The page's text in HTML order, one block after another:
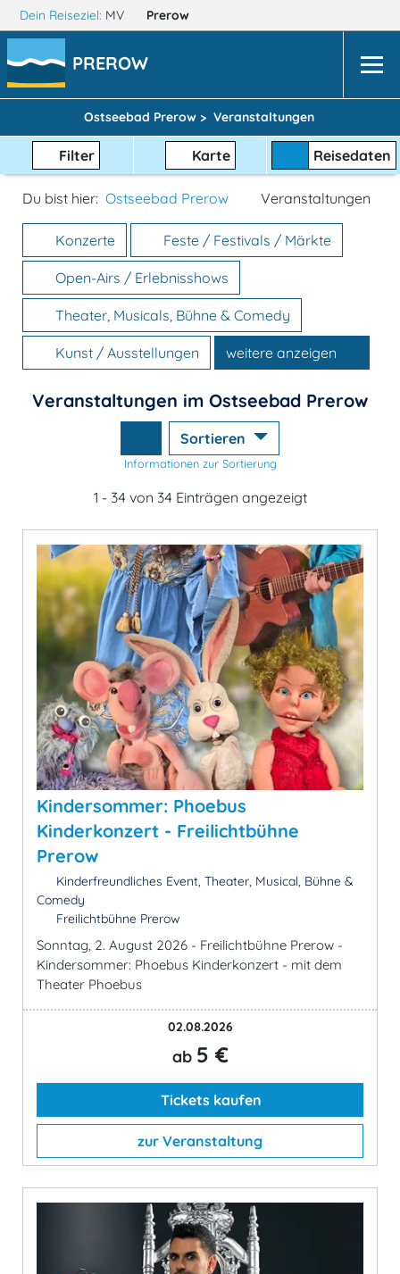
Dein Reiseziel: MV Prerow
PREROW
Ostseebad Prerow > Veranstaltungen
Filter Karte Reisedaten
Du bist hier: Ostseebad Prerow Veranstaltungen
Konzerte Feste / Festivals / Märkte
Open-Airs / Erlebnisshows
Theater, Musicals, Bühne & Comedy
Kunst / Ausstellungen weitere anzeigen
Veranstaltungen im Ostseebad Prerow
Sortieren
Informationen zur Sortierung
1 - 34 von 34 Einträgen angezeigt
Kindersommer: Phoebus
Kinderkonzert - Freilichtbühne
Prerow
Kinderfreundliches Event, Theater, Musical, Bühne &
Comedy
Freilichtbühne Prerow
Sonntag, 2. August 2026 - Freilichtbühne Prerow -
Kindersommer: Phoebus Kinderkonzert - mit dem
Theater Phoebus
02.08.2026
ab 5 €
Tickets kaufen
zur Veranstaltung